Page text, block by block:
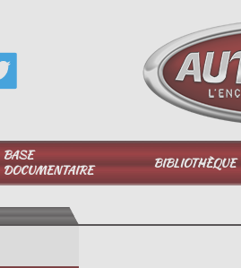
BASE
DOCUMENTAIRE
BIBLIOTHÈQUE